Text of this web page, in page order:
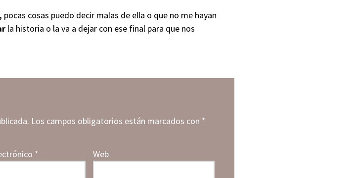
pocas cosas puedo decir malas de ella o que no me hayan
la historia o la va a dejar con ese final para que nos
Los campos obligatorios están marcados con *
* Web